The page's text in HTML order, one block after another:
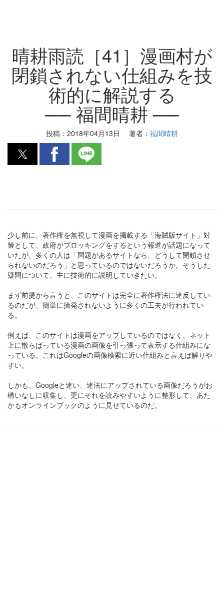
晴耕雨読［41］漫画村が
閉鎖されない仕組みを技
術的に解説する
── 福間晴耕 ──
投稿： 2018年04月13日 著者： 福間晴耕
少し前に、著作権を無視して漫画を掲載する「海賊版サイト」対
策として、政府がブロッキングをするという報道が話題になって
いたが、多くの人は「問題があるサイトなら、どうして閉鎖させ
られないのだろう」と思っているのではないだろうか。そうした
疑問について、主に技術的に説明していきたい。
まず前提から言うと、このサイトは完全に著作権法に違反してい
るのだが、簡単に摘発されないように多くの工夫が行われてい
る。
例えば、このサイトは漫画をアップしているのではなく、ネット
上に散らばっている漫画の画像を引っ張って表示する仕組みにな
っている。これはGoogleの画像検索に近い仕組みと言えば解りや
すい。
しかも、Googleと違い、違法にアップされている画像だろうがお
構いなしに収集し、更にそれを読みやすいように整形して、あた
かもオンラインブックのように見せているのだ。